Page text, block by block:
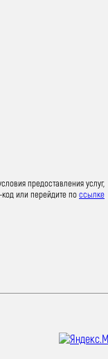
предоставления услуг,
код или перейдите поссылке